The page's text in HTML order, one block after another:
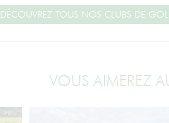
DÉCOUVREZ TOUS NOS CLUBS DE
VOUS AIMEREZ